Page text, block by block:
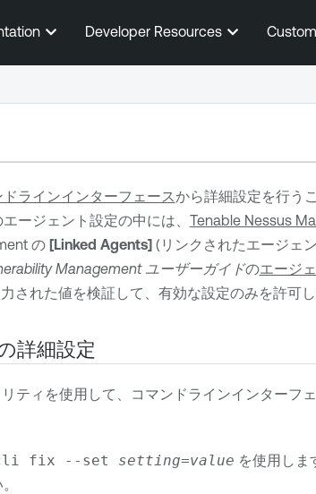
メインコンテンツに移動する
Developer Resources
ラインインターフェースから詳細設定を行う
ージェント設定の中には、 Tenable Nessus
の [Linked Agents](リンクされたエージェ
Managementユーザーガイドのエージ
された値を検証して、有効な設定のみを許可し
詳細設定
ティを使用して、コマンドラインインターフ
fix --set setting=value を使用しま